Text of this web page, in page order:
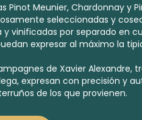
Pinot Meunier, Chardonnay y
seleccionadas y
vinificadas por separado en
expresar al máximo la
de Xavier Alexandre,
expresan con precisión y
de los que provienen.